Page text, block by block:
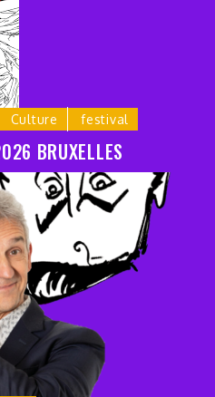
Culture festival
BRUXELLES